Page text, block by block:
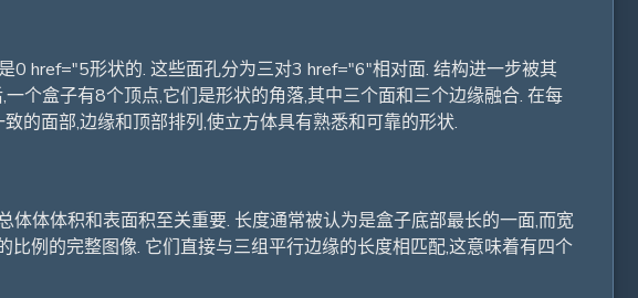
0 href="5形状的. 这些面孔分为三对3 href="6"相对面. 结构进一步被其
个盒子有8个顶点,它们是形状的角落,其中三个面和三个边缘融合. 在每
的面部,边缘和顶部排列,使立方体具有熟悉和可靠的形状.
体体积和表面积至关重要. 长度通常被认为是盒子底部最长的一面,而宽
例的完整图像. 它们直接与三组平行边缘的长度相匹配,这意味着有四个